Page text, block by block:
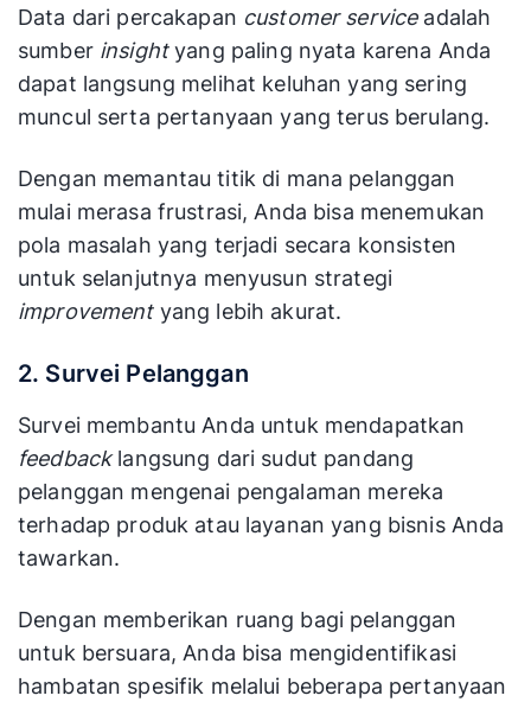
Data dari percakapan customer serviceadalah
sumber insightyang paling nyata karena Anda
dapat langsung melihat keluhan yang sering
muncul serta pertanyaan yang terus berulang.
Dengan memantau titik di mana pelanggan
mulai merasa frustrasi, Anda bisa menemukan
pola masalah yang terjadi secara konsisten
untuk selanjutnya menyusun strategi
improvementyang lebih akurat.
2. Survei Pelanggan
Survei membantu Anda untuk mendapatkan
feedbacklangsung dari sudut pandang
pelanggan mengenai pengalaman mereka
terhadap produk atau layanan yang bisnis Anda
tawarkan.
Dengan memberikan ruang bagi pelanggan
untuk bersuara, Anda bisa mengidentifikasi
hambatan spesifik melalui beberapa pertanyaan